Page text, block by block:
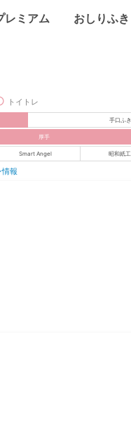
レミアム おしりふき
トイトレ
手口ふき
厚手
Smart Angel 昭和紙工
情報